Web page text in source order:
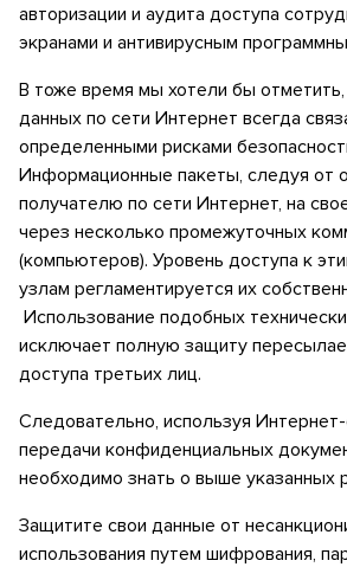
авторизации и аудита доступа
экранами и антивирусным
В тоже время мы хотели бы
данных по сети Интернет всегда
определенными рисками
Информационные пакеты, следуя от
получателю по сети Интернет, на
через несколько промежуточных
(компьютеров). Уровень доступа к
узлам регламентируется их
Использование подобных
исключает полную защиту
доступа третьих лиц.
Следовательно, используя
передачи конфиденциальных
необходимо знать о выше указанных
Защитите свои данные от
использования путем шифрования,